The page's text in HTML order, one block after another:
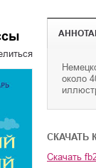
около
CКАЧАТЬ
Скачать